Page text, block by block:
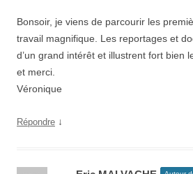
Bonsoir, je viens de parcourir les
travail magnifique. Les reportages et
d’un grand intérêt et illustrent fort bien
et merci.
Véronique
Répondre ↓